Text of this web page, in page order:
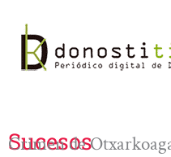
contenido
Sucesos
Crimen de